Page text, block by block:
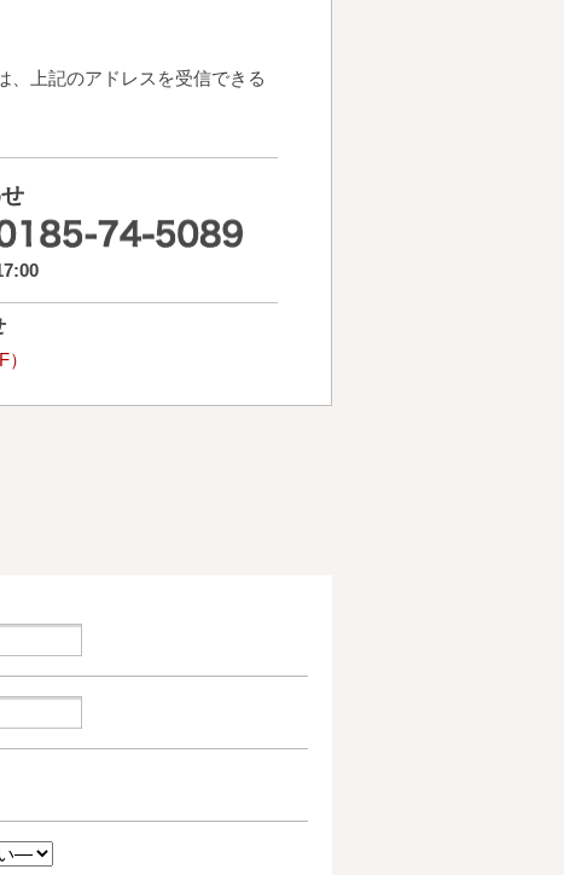
上記のアドレスを受信できる